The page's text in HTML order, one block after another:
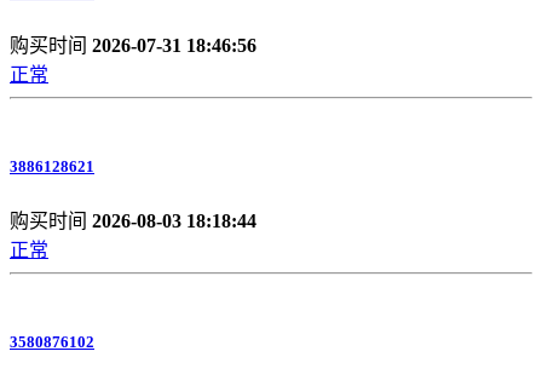
购买时间 2026-07-31 18:46:56
正常
3886128621
购买时间 2026-08-03 18:18:44
正常
3580876102